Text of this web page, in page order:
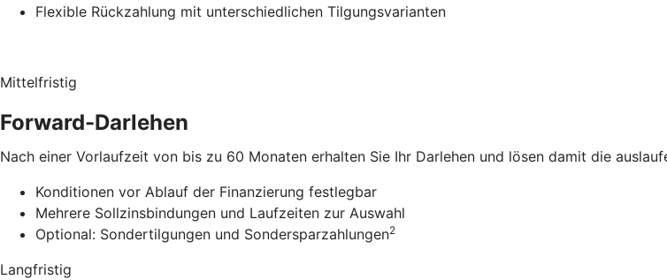
Flexible Rückzahlung mit unterschiedlichen Tilgungsvarianten
Mittelfristig
Forward-Darlehen
Nach einer Vorlaufzeit von bis zu 60 Monaten erhalten Sie Ihr Darlehen und lösen damit die
Konditionen vor Ablauf der Finanzierung festlegbar
Mehrere Sollzinsbindungen und Laufzeiten zur Auswahl
Optional: Sondertilgungen und Sondersparzahlungen2
Langfristig